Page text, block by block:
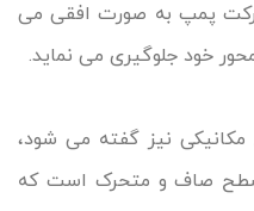
پمپ به صورت افقی می
خود جلوگیری می نماید.
نیز گفته می شود،
صاف و متحرک است که